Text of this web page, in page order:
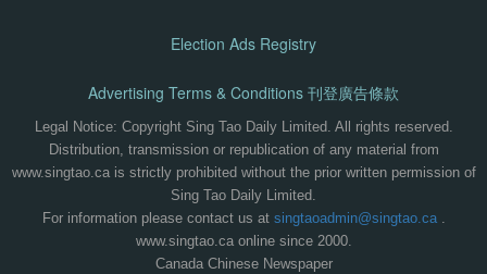
Election Ads Registry
Advertising Terms & Conditions 刊登廣告條款
Legal Notice: Copyright Sing Tao Daily Limited. All rights reserved.
Distribution, transmission or republication of any material from
www.singtao.ca is strictly prohibited without the prior written permission of
Sing Tao Daily Limited.
For information please contact us at singtaoadmin@singtao.ca.
www.singtao.ca online since 2000.
Canada Chinese Newspaper